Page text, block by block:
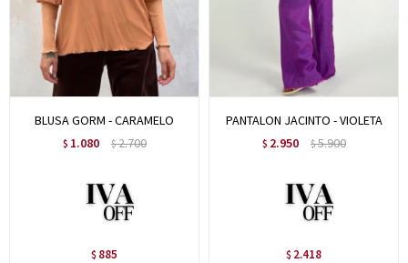
BLUSA GORM - CARAMELO
$ 1.080 $2.700
$ 885
PANTALON JACINTO - VIOLETA
$ 2.950 $5.900
$ 2.418